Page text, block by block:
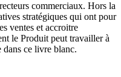
commerciaux. Hors la
stratégiques qui ont pour
ventes et accroitre
le Produit peut travailler à
dans ce livre blanc.